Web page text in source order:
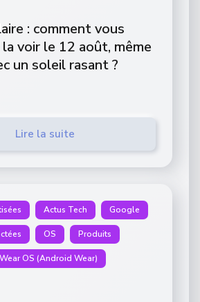
: comment vous
voir le 12 août, même
un soleil rasant ?
Lire la suite
Actus Tech Google
OS Produits
Wear OS (Android Wear)